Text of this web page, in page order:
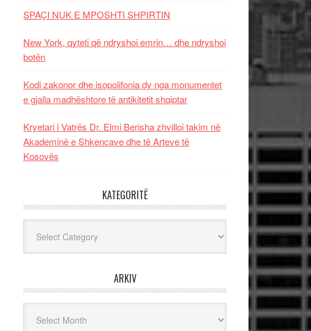
SPAÇI NUK E MPOSHTI SHPIRTIN
New York, qyteti që ndryshoi emrin… dhe ndryshoi
botën
Kodi zakonor dhe isopolifonia dy nga monumentet
e gjalla madhështore të antikitetit shqiptar
Kryetari i Vatrës Dr. Elmi Berisha zhvilloi takim në
Akademinë e Shkencave dhe të Arteve të
Kosovës
KATEGORITË
ARKIV